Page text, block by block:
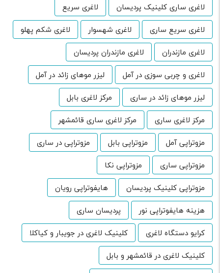
لاغری ساری کلینیک پردیسان
لاغری سریع
لاغری سریع ساری
لاغری شهسوار
لاغری شکم پهلو
لاغری مازندران
لاغری مازندران پردیسان
لاغری و چربی سوزی در آمل
لیزر موهای زائد در آمل
لیزر موهای زائد در ساری
مرکز لاغری بابل
مرکز لاغری ساری
مرکز لاغری ساری قائمشهر
مزوتراپی آمل
مزوتراپی بابل
مزوتراپی در ساری
مزوتراپی ساری
مزوتراپی نکا
مزوتراپی کلینیک پردیسان
هایفوتراپی رویان
هزینه هایفوتراپی نور
پردیسان ساری
کرایو دستگاه لاغری
کلینیک لاغری در جویبار و کیاکلا
کلینیک لاغری در قائمشهر و بابل